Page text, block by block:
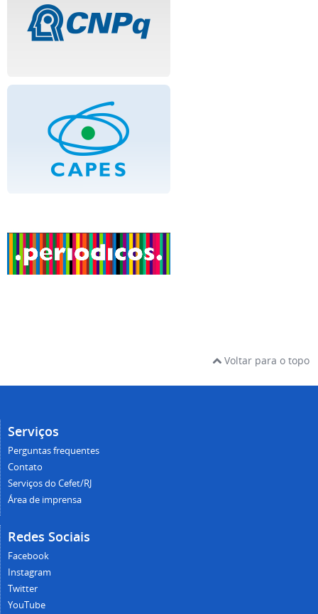
Voltar para o topo
Serviços
Perguntas frequentes
Contato
Serviços do Cefet/RJ
Área de imprensa
Redes Sociais
Facebook
Instagram
Twitter
YouTube